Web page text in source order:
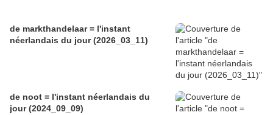
de markthandelaar = l'instant
néerlandais du jour (2026_03_11)
de noot = l'instant néerlandais du
jour (2024_09_09)